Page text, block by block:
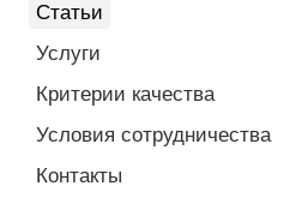
Статьи
Услуги
Критерии качества
Условия сотрудничества
Контакты